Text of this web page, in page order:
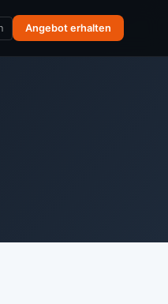
Angebot erhalten